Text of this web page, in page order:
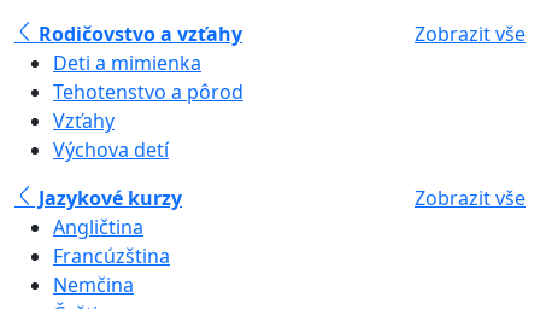
Rodičovstvo a vzťahy
Zobrazit vše
Deti a mimienka
Tehotenstvo a pôrod
Vzťahy
Výchova detí
Jazykové kurzy
Zobrazit vše
Angličtina
Francúzština
Nemčina